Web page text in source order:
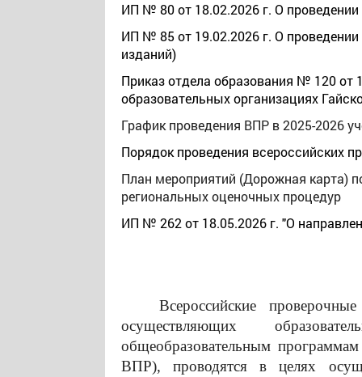
ИП № 80 от 18.02.2026 г. О
ИП № 85 от 19.02.2026 г. О
изданий)
Приказ отдела образования № 120 от
образовательных организациях
График проведения ВПР в 2025-2026
Порядок проведения всероссийских
План мероприятий (Дорожная карта)
региональных оценочных процедур
ИП № 262 от 18.05.2026 г. "О
Всероссийские
осуществляющих
общеобразовательным
ВПР), проводятся в целях